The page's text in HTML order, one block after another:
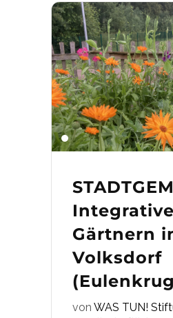
Gärtnern
Volksdorf
von WAS TUN!